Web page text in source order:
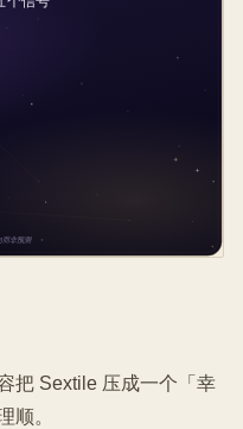
把 Sextile 压成一个「幸
顺。